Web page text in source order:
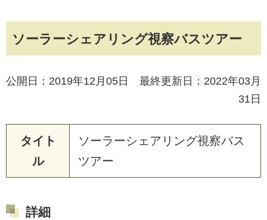
ソーラーシェアリング視察バスツアー
公開日：2019年12月05日 最終更新日：2022年03月
31日
タイト
ル
ソーラーシ ェ ア リ ング視察バス
ツアー
詳細